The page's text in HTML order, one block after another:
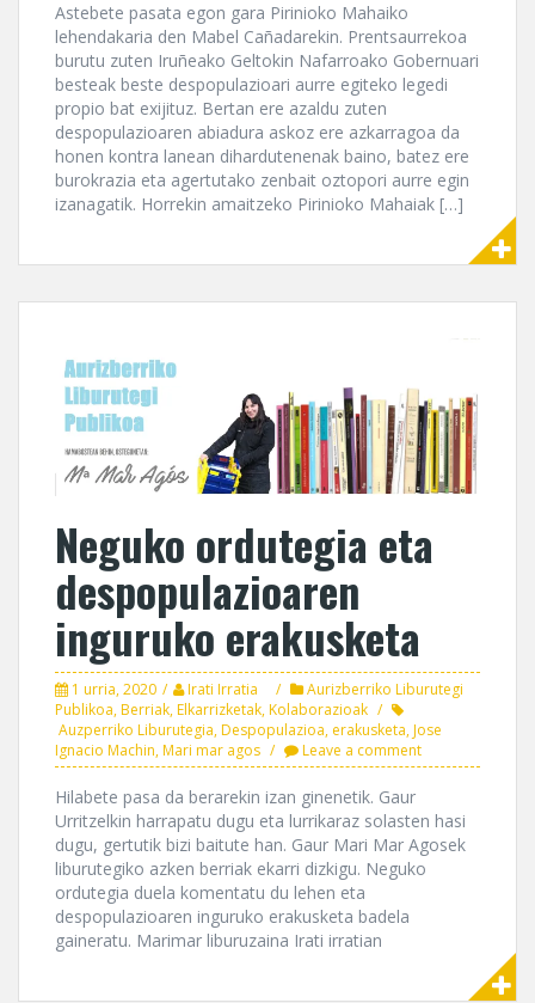
Astebete pasata egon gara Pirinioko Mahaiko
lehendakaria den Mabel Cañadarekin. Prentsaurrekoa
burutu zuten Iruñeako Geltokin Nafarroako Gobernuari
besteak beste despopulazioari aurre egiteko legedi
propio bat exijituz. Bertan ere azaldu zuten
despopulazioaren abiadura askoz ere azkarragoa da
honen kontra lanean dihardutenenak baino, batez ere
burokrazia eta agertutako zenbait oztopori aurre egin
izanagatik. Horrekin amaitzeko Pirinioko Mahaiak […]
Neguko ordutegia eta
despopulazioaren
inguruko erakusketa
1 urria, 2020 Irati Irratia
Aurizberriko Liburutegi
Publikoa,Berriak,Elkarrizketak,Kolaborazioak
Auzperriko Liburutegia,Despopulazioa, erakusketa,Jose
Ignacio Machin,Mari mar agos Leave a comment
Hilabete pasa da berarekin izan ginenetik. Gaur
Urritzelkin harrapatu dugu eta lurrikaraz solasten hasi
dugu, gertutik bizi baitute han. Gaur Mari Mar Agosek
liburutegiko azken berriak ekarri dizkigu. Neguko
ordutegia duela komentatu du lehen eta
despopulazioaren inguruko erakusketa badela
gaineratu. Marimar liburuzaina Irati irratian